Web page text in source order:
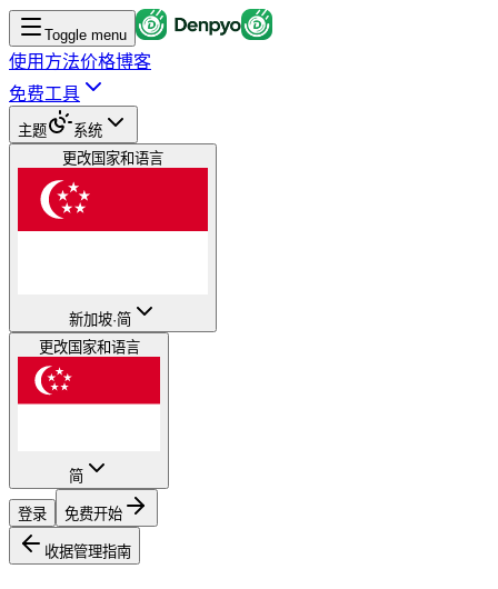
Toggle menu
使用方法价格博客
免费工具
主题
系统
更改国家和语言
新加坡·简
更改国家和语言
简
登录 免费开始
收据管理指南